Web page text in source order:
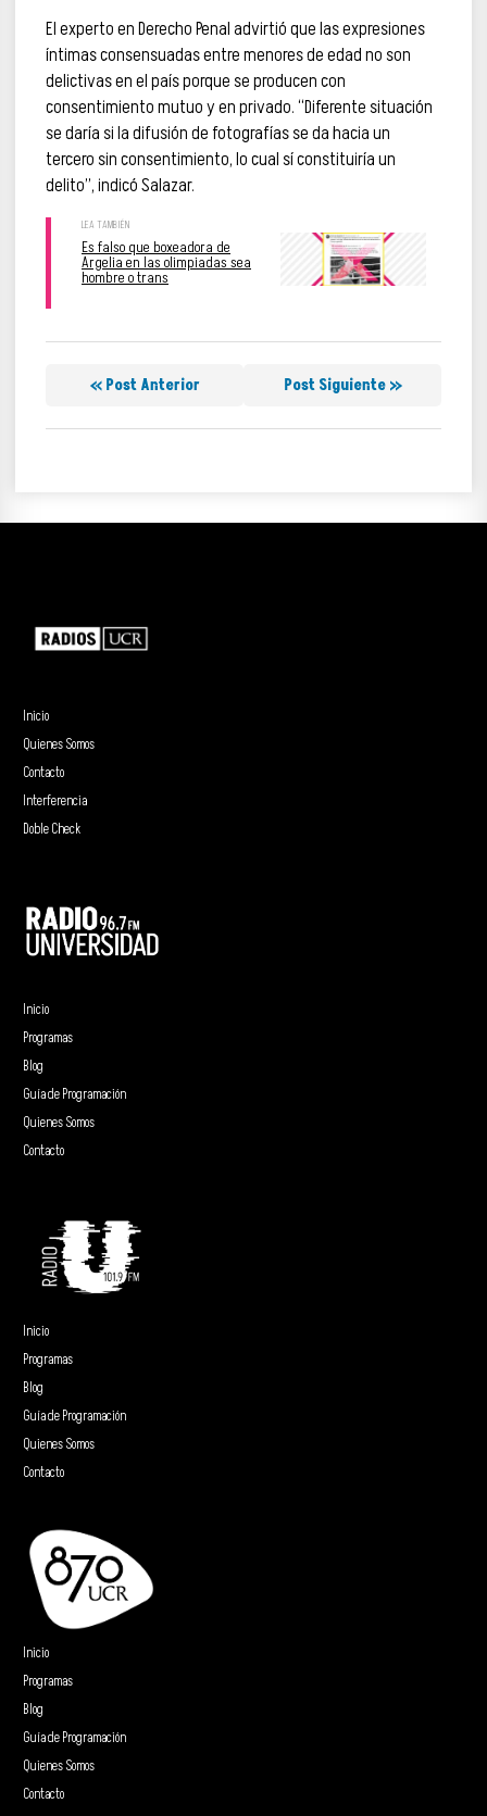
El experto en Derecho Penal advirtió que las expresiones
íntimas consensuadas entre menores de edad no son
delictivas en el país porque se producen con
consentimiento mutuo y en privado. “Diferente situación
se daría si la difusión de fotografías se da hacia un
tercero sin consentimiento, lo cual sí constituiría un
delito”, indicó Salazar.
Es falso que boxeadora de
Argelia en las olimpiadas sea
hombre o trans
« Post Anterior Post Siguiente »
Inicio
Quienes Somos
Contacto
Interferencia
Doble Check
Inicio
Programas
Blog
Guía de Programación
Quienes Somos
Contacto
Inicio
Programas
Blog
Guía de Programación
Quienes Somos
Contacto
Inicio
Programas
Blog
Guía de Programación
Quienes Somos
Contacto